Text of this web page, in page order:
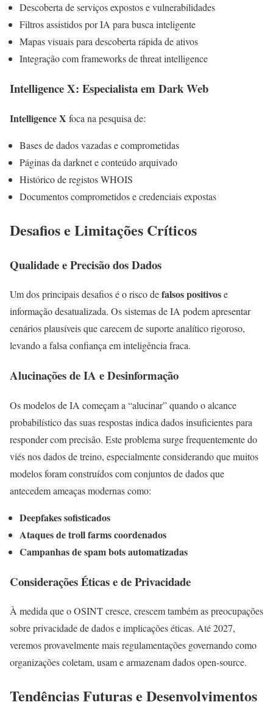
Descoberta de serviços expostos e vulnerabilidades
Filtros assistidos por IA para busca inteligente
Mapas visuais para descoberta rápida de ativos
Integração com frameworks de threat intelligence
Intelligence X: Especialista em Dark Web
Intelligence X foca na pesquisa de:
Bases de dados vazadas e comprometidas
Páginas da darknet e conteúdo arquivado
Histórico de registos WHOIS
Documentos comprometidos e credenciais expostas
Desafios e Limitações Críticos
Qualidade e Precisão dos Dados
Um dos principais desafios é o risco defalsos positivose
informação desatualizada. Os sistemas de IA podem apresentar
cenários plausíveis que carecem de suporte analítico rigoroso,
levando a falsa confiança em inteligência fraca.
Alucinações de IA e Desinformação
Os modelos de IA começam a “alucinar” quando o alcance
probabilístico das suas respostas indica dados insuficientes para
responder com precisão. Este problema surge frequentemente do
viés nos dados de treino, especialmente considerando que muitos
modelos foram construídos com conjuntos de dados que
antecedem ameaças modernas como:
Deepfakes sofisticados
Ataques de troll farms coordenados
Campanhas de spam bots automatizadas
Considerações Éticas e de Privacidade
À medida que o OSINT cresce, crescem também as preocupações
sobre privacidade de dados e implicações éticas. Até 2027,
veremos provavelmente mais regulamentações governando como
organizações coletam, usam e armazenam dados open-source.
Tendências Futuras e Desenvolvimentos